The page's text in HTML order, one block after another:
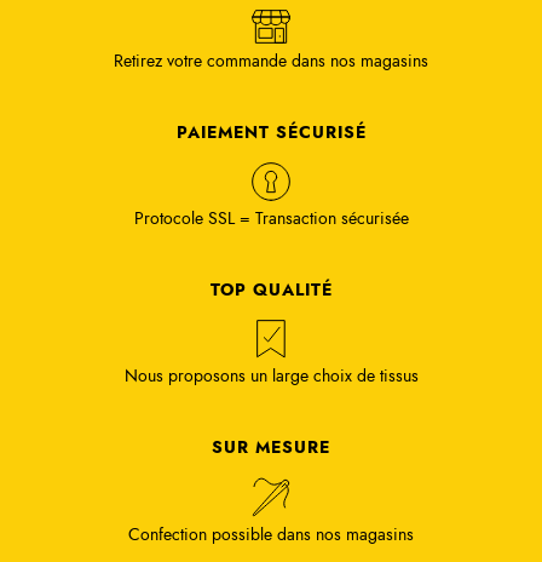
Retirez votre commande dans nos magasins
PAIEMENT SÉCURISÉ
Protocole SSL = Transaction sécurisée
TOP QUALITÉ
Nous proposons un large choix de tissus
SUR MESURE
Confection possible dans nos magasins